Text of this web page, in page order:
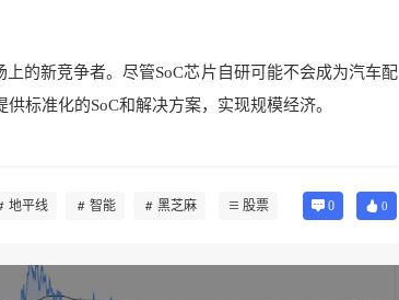
的新竞争者。尽管SoC芯片自研可能不会成为汽车配
标准化的SoC和解决方案，实现规模经济。
地平线 智能 黑芝麻 股票 0 0